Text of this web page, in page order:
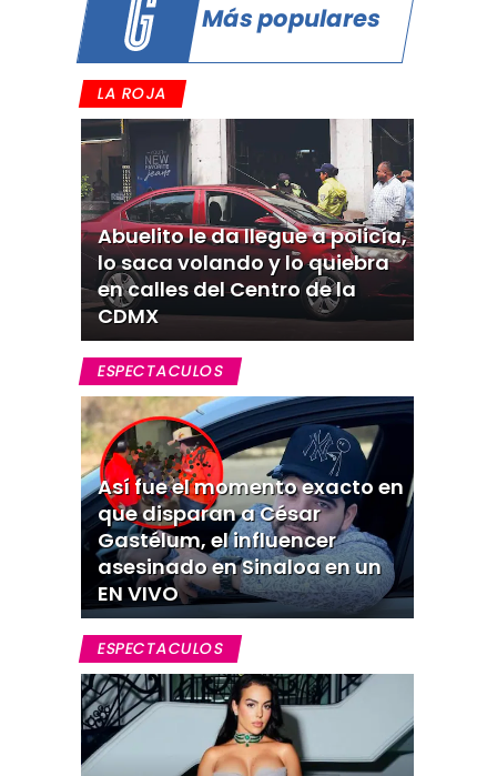
Más populares
LA ROJA
Abuelito le da llegue a policía,
lo saca volando y lo quiebra
en calles del Centro de la
CDMX
ESPECTACULOS
Así fue el momento exacto en
que disparan a César
Gastélum, el influencer
asesinado en Sinaloa en un
EN VIVO
ESPECTACULOS